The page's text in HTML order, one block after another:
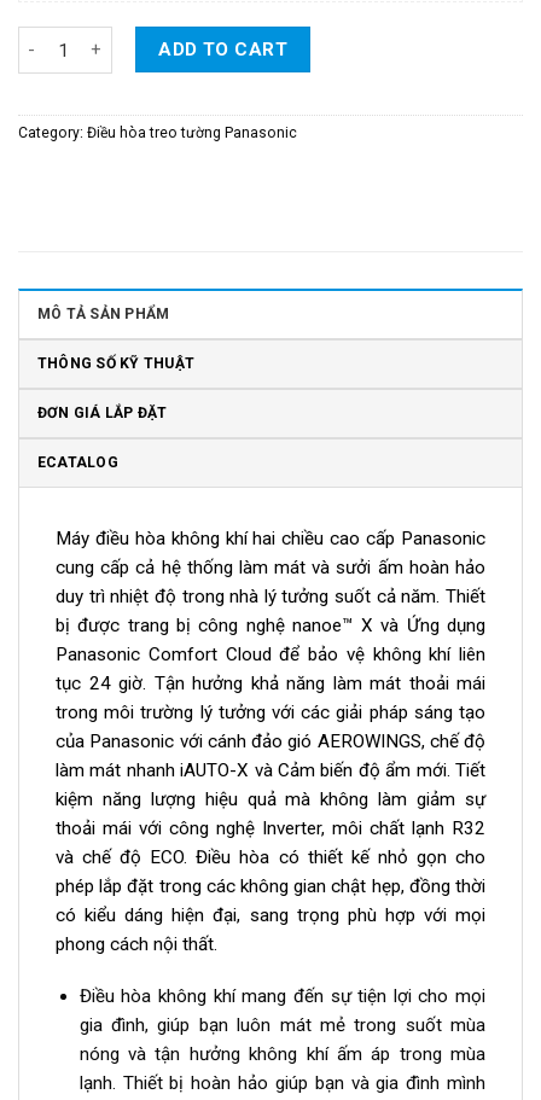
Điều Hòa Panasonic 2 Chiều Inverter Loại Cao Cấp 9.000BTU/H -
ADD TO CART
Category: Điều hòa treo tường Panasonic
MÔ TẢ SẢN PHẨM
THÔNG SỐ KỸ THUẬT
ĐƠN GIÁ LẮP ĐẶT
ECATALOG
Máy điều hòa không khí hai chiều cao cấp Panasonic
cung cấp cả hệ thống làm mát và sưởi ấm hoàn hảo
duy trì nhiệt độ trong nhà lý tưởng suốt cả năm. Thiết
bị được trang bị công nghệ nanoe™ X và Ứng dụng
Panasonic Comfort Cloud để bảo vệ không khí liên
tục 24 giờ. Tận hưởng khả năng làm mát thoải mái
trong môi trường lý tưởng với các giải pháp sáng tạo
của Panasonic với cánh đảo gió AEROWINGS, chế độ
làm mát nhanh iAUTO-X và Cảm biến độ ẩm mới. Tiết
kiệm năng lượng hiệu quả mà không làm giảm sự
thoải mái với công nghệ Inverter, môi chất lạnh R32
và chế độ ECO. Điều hòa có thiết kế nhỏ gọn cho
phép lắp đặt trong các không gian chật hẹp, đồng thời
có kiểu dáng hiện đại, sang trọng phù hợp với mọi
phong cách nội thất.
Điều hòa không khí mang đến sự tiện lợi cho mọi
gia đình, giúp bạn luôn mát mẻ trong suốt mùa
nóng và tận hưởng không khí ấm áp trong mùa
lạnh. Thiết bị hoàn hảo giúp bạn và gia đình mình